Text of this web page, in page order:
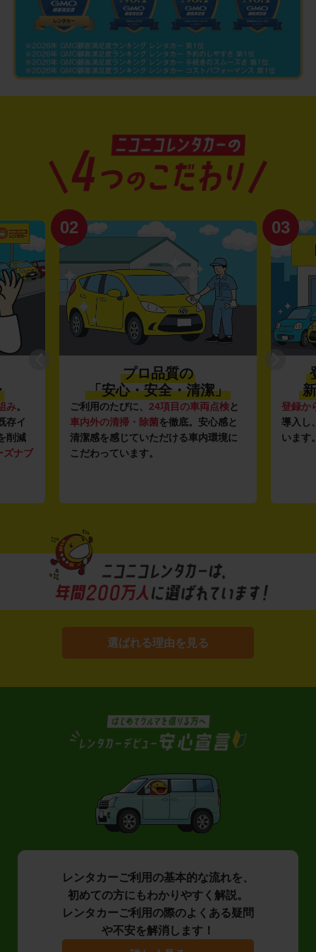
み。
存イ
削減
ズナブ
02
プロ品質の
「安心・安全・清潔」
ご利用のたびに、 24項目の車両点検と
車内外の清掃・除菌を徹底。安心感と
清潔感を感じていただける車内環境に
こだわっています。
03
登録か
導入し
います
選ばれる理由を見る
レンタカーご利用の基本的な流れを、
初めての方にもわかりやすく解説。
レンタカーご利用の際のよくある疑問
や不安を解消します！